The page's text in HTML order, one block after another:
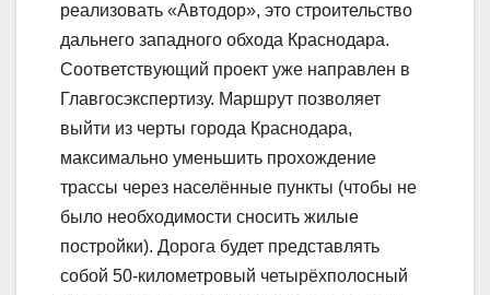
реализовать «Автодор», это строительство
дальнего западного обхода Краснодара.
Соответствующий проект уже направлен в
Главгосэкспертизу. Маршрут позволяет
выйти из черты города Краснодара,
максимально уменьшить прохождение
трассы через населённые пункты (чтобы не
было необходимости сносить жилые
постройки). Дорога будет представлять
собой 50-километровый четырёхполосный